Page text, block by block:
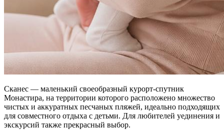
Сканес — маленький своеобразный курорт-спутник
Монастира, на территории которого расположено множество
чистых и аккуратных песчаных пляжей, идеально подходящих
для совместного отдыха с детьми. Для любителей уединения и
экскурсий также прекрасный выбор.